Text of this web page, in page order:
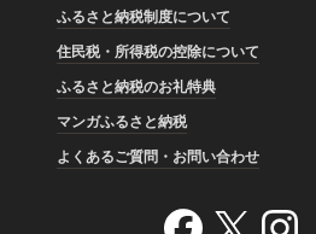
ふるさと納税制度について
住民税・所得税の控除について
ふるさと納税のお礼特典
マンガふるさと納税
よくあるご質問・お問い合わせ